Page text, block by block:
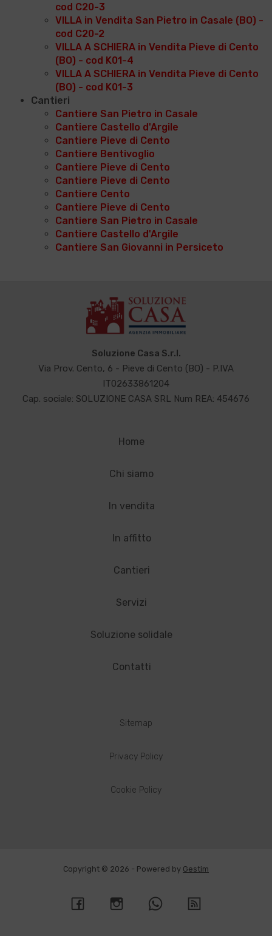
cod C20-3
VILLA in Vendita San Pietro in Casale (BO) -
cod C20-2
VILLA A SCHIERA in Vendita Pieve di Cento
(BO) - cod K01-4
VILLA A SCHIERA in Vendita Pieve di Cento
(BO) - cod K01-3
Cantieri
Cantiere San Pietro in Casale
Cantiere Castello d'Argile
Cantiere Pieve di Cento
Cantiere Bentivoglio
Cantiere Pieve di Cento
Cantiere Pieve di Cento
Cantiere Cento
Cantiere Pieve di Cento
Cantiere San Pietro in Casale
Cantiere Castello d'Argile
Cantiere San Giovanni in Persiceto
Soluzione Casa S.r.l.
Via Prov. Cento, 6 - Pieve di Cento (BO) - P.IVA
IT02633861204
Cap. sociale: SOLUZIONE CASA SRL Num REA: 454676
Home
Chi siamo
In vendita
In affitto
Cantieri
Servizi
Soluzione solidale
Contatti
Sitemap
Privacy Policy
Cookie Policy
Copyright © 2026 - Powered by Gestim